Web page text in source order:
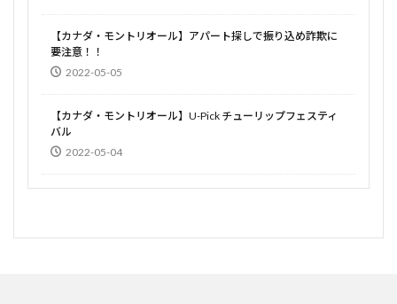
【カナダ・モントリオール】アパート探しで振り込め詐欺に
要注意！！
2022-05-05
【カナダ・モントリオール】U-Pick チューリップフェスティ
バル
2022-05-04